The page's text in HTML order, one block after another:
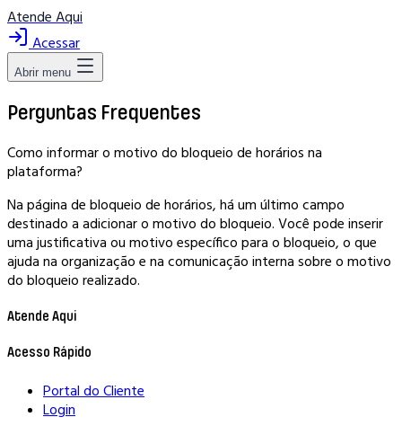
Atende Aqui
Acessar
Abrir menu
Perguntas Frequentes
Como informar o motivo do bloqueio de horários na
plataforma?
Na página de bloqueio de horários, há um último campo
destinado a adicionar o motivo do bloqueio. Você pode inserir
uma justificativa ou motivo específico para o bloqueio, o que
ajuda na organização e na comunicação interna sobre o motivo
do bloqueio realizado.
Atende Aqui
Acesso Rápido
Portal do Cliente
Login